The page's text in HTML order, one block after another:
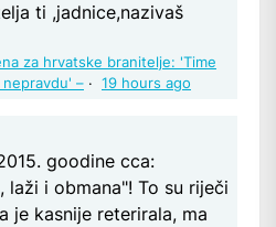
ti ,jadnice,nazivaš
za hrvatske branitelje: 'Time
– · 19 hours ago
goodine cca:
laži i obmana"! To su riječi
je kasnije reterirala, ma